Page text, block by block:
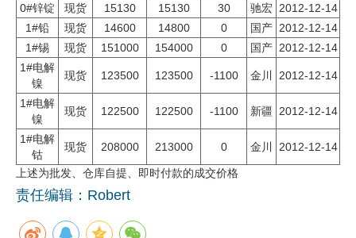
数字报
0#锌锭
现货 15130 15130 30 驰宏 2012-12-14
1#铅
现货 14600 14800 0 国产 2012-12-14
1#锡
现货 151000 154000 0 国产 2012-12-14
1#电解
镍
现货 123500 123500 -1100 金川 2012-12-14
1#电解
镍
现货 122500 122500 -1100 新疆 2012-12-14
1#电解
钴
现货 208000 213000 0 金川 2012-12-14
上述为批发、仓库自提、即时付款的成交价格
责任编辑：Robert